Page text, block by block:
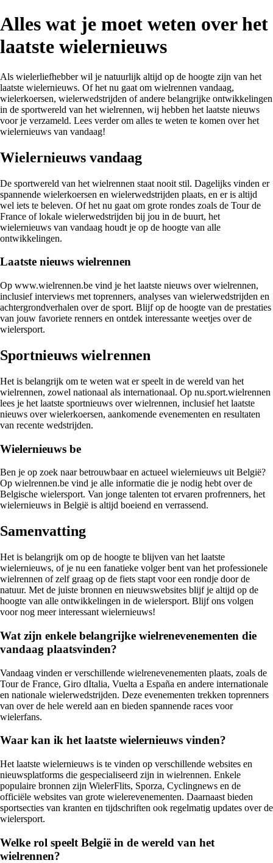
Alles wat je moet weten over het
laatste wielernieuws
Als wielerliefhebber wil je natuurlijk altijd op de hoogte zijn van het
laatste wielernieuws. Of het nu gaat om wielrennen vandaag,
wielerkoersen, wielerwedstrijden of andere belangrijke ontwikkelingen
in de sportwereld van het wielrennen, wij hebben het laatste nieuws
voor je verzameld. Lees verder om alles te weten te komen over het
wielernieuws van vandaag!
Wielernieuws vandaag
De sportwereld van het wielrennen staat nooit stil. Dagelijks vinden er
spannende wielerkoersen en wielerwedstrijden plaats, en er is altijd
wel iets te beleven. Of het nu gaat om grote rondes zoals de Tour de
France of lokale wielerwedstrijden bij jou in de buurt, het
wielernieuws van vandaag houdt je op de hoogte van alle
ontwikkelingen.
Laatste nieuws wielrennen
Op www.wielrennen.be vind je het laatste nieuws over wielrennen,
inclusief interviews met toprenners, analyses van wielerwedstrijden en
achtergrondverhalen over de sport. Blijf op de hoogte van de prestaties
van jouw favoriete renners en ontdek interessante weetjes over de
wielersport.
Sportnieuws wielrennen
Het is belangrijk om te weten wat er speelt in de wereld van het
wielrennen, zowel nationaal als internationaal. Op nu.sport.wielrennen
lees je het laatste sportnieuws over wielrennen, inclusief het laatste
nieuws over wielerkoersen, aankomende evenementen en resultaten
van recente wedstrijden.
Wielernieuws be
Ben je op zoek naar betrouwbaar en actueel wielernieuws uit België?
Op wielrennen.be vind je alle informatie die je nodig hebt over de
Belgische wielersport. Van jonge talenten tot ervaren profrenners, het
wielernieuws in België is altijd boeiend en verrassend.
Samenvatting
Het is belangrijk om op de hoogte te blijven van het laatste
wielernieuws, of je nu een fanatieke volger bent van het professionele
wielrennen of zelf graag op de fiets stapt voor een rondje door de
natuur. Met de juiste bronnen en nieuwswebsites blijf je altijd op de
hoogte van alle ontwikkelingen in de wielersport. Blijf ons volgen
voor nog meer interessant wielernieuws!
Wat zijn enkele belangrijke wielrenevenementen die
vandaag plaatsvinden?
Vandaag vinden er verschillende wielrenevenementen plaats, zoals de
Tour de France, Giro dItalia, Vuelta a España en andere internationale
en nationale wielerwedstrijden. Deze evenementen trekken toprenners
van over de hele wereld aan en bieden spannende races voor
wielerfans.
Waar kan ik het laatste wielernieuws vinden?
Het laatste wielernieuws is te vinden op verschillende websites en
nieuwsplatforms die gespecialiseerd zijn in wielrennen. Enkele
populaire bronnen zijn WielerFlits, Sporza, Cyclingnews en de
officiële websites van grote wielerevenementen. Daarnaast bieden
sportsecties van kranten en tijdschriften ook regelmatig updates over de
wielersport.
Welke rol speelt België in de wereld van het
wielrennen?